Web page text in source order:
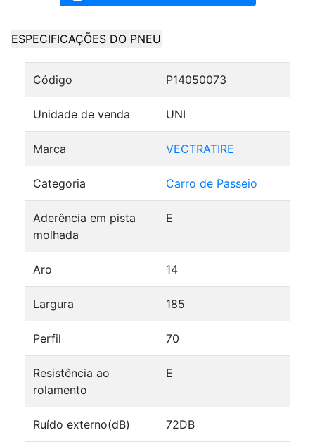
ESPECIFICAÇÕES DO PNEU
Código P14050073
Unidade de venda UNI
Marca VECTRATIRE
Categoria Carro de Passeio
Aderência em pista
molhada
E
Aro 14
Largura 185
Perfil 70
Resistência ao
rolamento
E
Ruído externo(dB) 72DB